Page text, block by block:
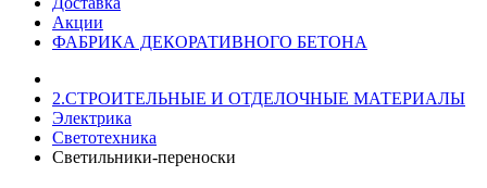
Акции
ФАБРИКА ДЕКОРАТИВНОГО БЕТОНА
2.СТРОИТЕЛЬНЫЕ И ОТДЕЛОЧНЫЕ МАТЕРИАЛЫ
Электрика
Светотехника
Светильники-переноски